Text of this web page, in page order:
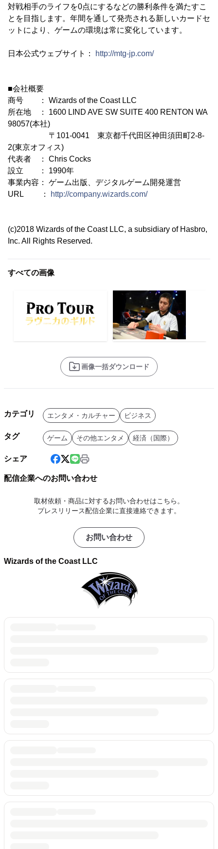
対戦相手のライフを0点にするなどの勝利条件を満たすこ
とを目指します。年間を通して発売される新しいカードセ
ットにより、ゲームの環境は常に変化しています。
日本公式ウェブサイト： http://mtg-jp.com/
■会社概要
商号 ： Wizards of the Coast LLC
所在地 ： 1600 LIND AVE SW SUITE 400 RENTON WA
98057(本社)
〒101-0041 東京都千代田区神田須田町2-8-
2(東京オフィス)
代表者 ： Chris Cocks
設立 ： 1990年
事業内容： ゲーム出版、デジタルゲーム開発運営
URL ：
http://company.wizards.com/
(c)2018 Wizards of the Coast LLC, a subsidiary of Hasbro,
Inc. All Rights Reserved.
すべての画像
画像一括ダウンロード
カテゴリ エンタメ・カルチャー ビジネス
タグ ゲーム その他エンタメ 経済（国際）
シェア
配信企業へのお問い合わせ
取材依頼・商品に対するお問い合わせはこちら。
プレスリリース配信企業に直接連絡できます。
お問い合わせ
Wizards of the Coast LLC